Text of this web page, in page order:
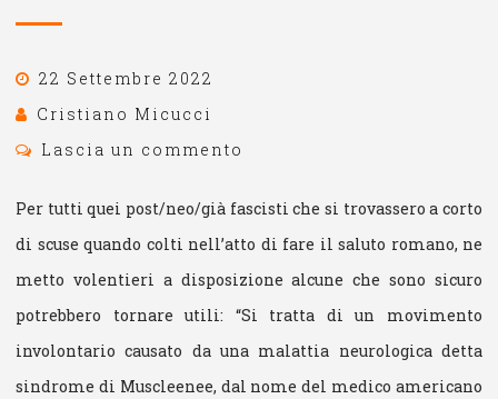
22 Settembre 2022
Cristiano Micucci
Lascia un commento
Per tutti quei post/neo/già fascisti che si trovassero a corto
di scuse quando colti nell’atto di fare il saluto romano, ne
metto volentieri a disposizione alcune che sono sicuro
potrebbero tornare utili: “Si tratta di un movimento
involontario causato da una malattia neurologica detta
sindrome di Muscleenee, dal nome del medico americano